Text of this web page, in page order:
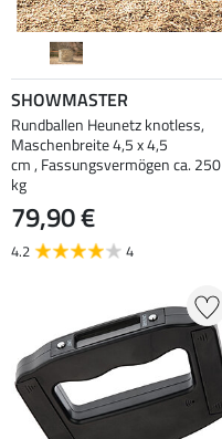
SHOWMASTER
Rundballen Heunetz knotless,
Maschenbreite 4,5 x 4,5
cm , Fassungsvermögen ca. 250
kg
79,90 €
4.2 4